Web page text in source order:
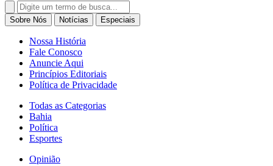
Search
for:
Sobre Nós Notícias Especiais
Nossa História
Fale Conosco
Anuncie Aqui
Princípios Editoriais
Política de Privacidade
Todas as Categorias
Bahia
Política
Esportes
Opinião